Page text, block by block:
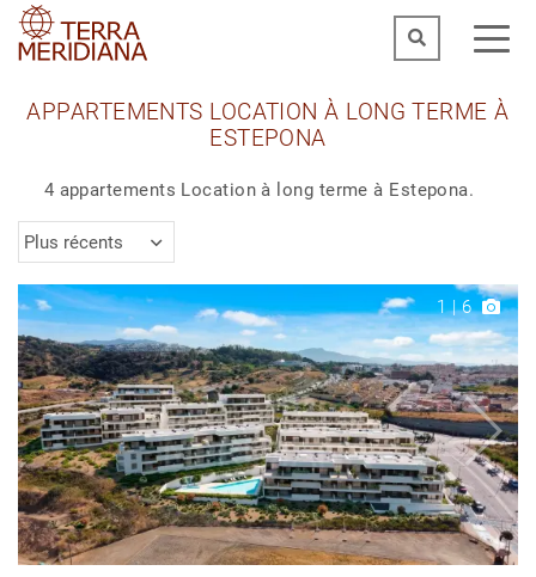
APPARTEMENTS LOCATION À LONG TERME À
ESTEPONA
4 appartements Location à long terme à Estepona.
Plus récents
1|6